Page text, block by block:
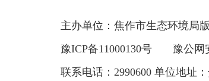
主办单位：焦作市生态环境局
豫ICP备11000130号
豫公网
联系电话：2990600 单位地址